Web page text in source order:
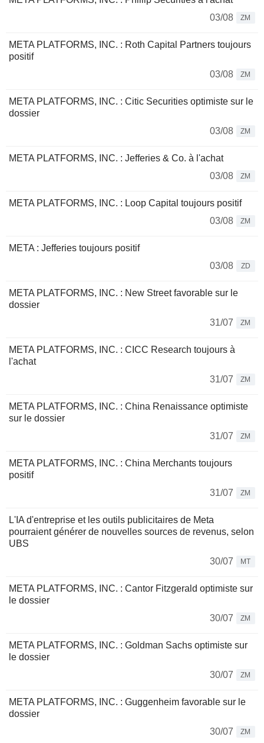
03/08
ZM
META PLATFORMS, INC. : Roth Capital Partners toujours
positif
03/08
ZM
META PLATFORMS, INC. : Citic Securities optimiste sur le
dossier
03/08
ZM
META PLATFORMS, INC. : Jefferies & Co. à l'achat
03/08
ZM
META PLATFORMS, INC. : Loop Capital toujours positif
03/08
ZM
META : Jefferies toujours positif
03/08
ZD
META PLATFORMS, INC. : New Street favorable sur le
dossier
31/07
ZM
META PLATFORMS, INC. : CICC Research toujours à
l'achat
31/07
ZM
META PLATFORMS, INC. : China Renaissance optimiste
sur le dossier
31/07
ZM
META PLATFORMS, INC. : China Merchants toujours
positif
31/07
ZM
L'IA d'entreprise et les outils publicitaires de Meta
pourraient générer de nouvelles sources de revenus, selon
UBS
30/07
MT
META PLATFORMS, INC. : Cantor Fitzgerald optimiste sur
le dossier
30/07
ZM
META PLATFORMS, INC. : Goldman Sachs optimiste sur
le dossier
30/07
ZM
META PLATFORMS, INC. : Guggenheim favorable sur le
dossier
30/07
ZM